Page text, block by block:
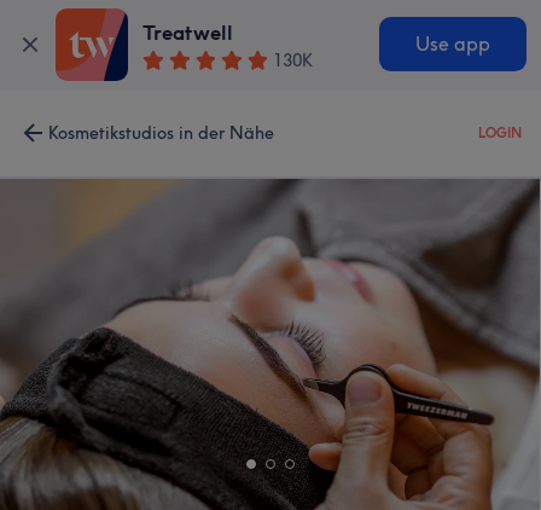
Treatwell
130K
Use app
Kosmetikstudios in der Nähe LOGIN